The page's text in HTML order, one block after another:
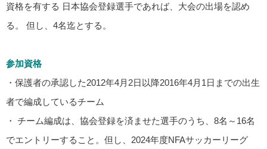
資格を有する 日本協会登録選手であれば、大会の出場を認め
る。 但し、4名迄とする。
参加資格
・保護者の承認した2012年4月2日以降2016年4月1日までの出生
者で編成しているチーム
・ チーム編成は、協会登録を済ませた選手のうち、8名～16名
でエントリーすること。但し、2024年度NFAサッカーリーグ